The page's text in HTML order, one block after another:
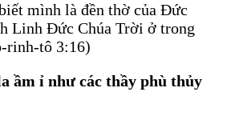
mình là đền thờ của Ðức
Linh Ðức Chúa Trời ở trong
rinh-tô 3:16)
ầm ỉ như các thầy phù thủy